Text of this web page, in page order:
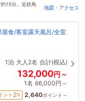
15分。近鉄鳥
地図・アクセス
屋食/客室露天風呂/全室
1泊 大人2名 合計(税込)
132,000円～
1名 66,000円～
ント 2% 2,640ポイント～